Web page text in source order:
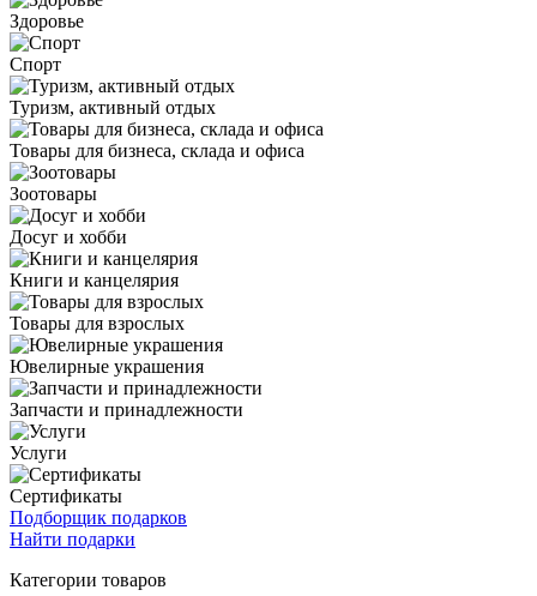
Здоровье
Спорт
Туризм, активный отдых
Товары для бизнеса, склада и офиса
Зоотовары
Досуг и хобби
Книги и канцелярия
Товары для взрослых
Ювелирные украшения
Запчасти и принадлежности
Услуги
Сертификаты
Подборщик подарков
Найти подарки
Категории товаров